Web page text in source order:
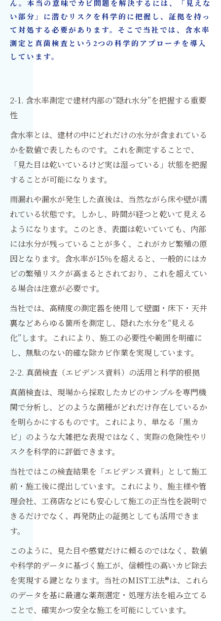
ん。本当の意味でカビ問題を解決するには、「見えな
い部分」に潜むリスクを科学的に把握し、証拠を持っ
て対処する必要があります。そこで当社では、含水率
測定と真菌検査という2つの科学的アプローチを導入
しています。
2-1. 含水率測定で建材内部の“隠れ水分”を把握する重要
性
含水率とは、建材の中にどれだけの水分が含まれている
かを数値で表したものです。これを測定することで、
「見た目は乾いているけど実は湿っている」状態を把握
することが可能になります。
雨漏れや漏水が発生した直後は、当然ながら床や壁が濡
れている状態です。しかし、時間が経つと乾いて見える
ようになります。このとき、表面は乾いていても、内部
には水分が残っていることが多く、これがカビ繁殖の原
因となります。含水率が15％を超えると、一般的にはカ
ビの繁殖リスクが高まるとされており、これを超えてい
る場合は注意が必要です。
当社では、高精度の測定器を使用して壁面・床下・天井
裏などあらゆる箇所を測定し、隠れた水分を“見える
化”します。これにより、施工の必要性や範囲を明確に
し、無駄のない的確な除カビ作業を実現しています。
2-2. 真菌検査（エビデンス資料）の活用と科学的根拠
真菌検査は、現場から採取したカビのサンプルを専門機
関で分析し、どのような菌種がどれだけ存在しているか
を明らかにするものです。これにより、単なる「黒カ
ビ」のような大雑把な表現ではなく、実際の危険性やリ
スクを科学的に評価できます。
当社ではこの検査結果を「エビデンス資料」として施工
前・施工後に提出しています。これにより、施主様や管
理会社、工務店などにも安心して施工の正当性を説明で
きるだけでなく、再発防止の証拠としても活用できま
す。
このように、見た目や感覚だけに頼るのではなく、数値
や科学的データに基づく施工が、信頼性の高いカビ除去
を実現する鍵となります。当社のMIST工法®は、これら
のデータを基に最適な薬剤選定・処理方法を組み立てる
ことで、確実かつ安全な施工を可能にしています。